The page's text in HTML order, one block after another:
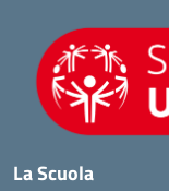
La Scuola